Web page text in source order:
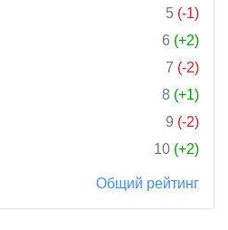
5 (-1)
6 (+2)
7 (-2)
8 (+1)
9 (-2)
10 (+2)
Общий рейтинг